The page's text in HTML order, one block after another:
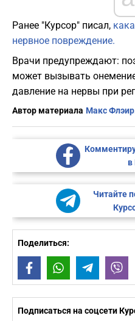
Ранее "Курсор" писал,
нервное повреждение.
Врачи предупреждают:
может вызывать
давление на нервы при
Автор материала Макс
в
Читайте
Поделиться:
FacebookWhatsAppTelegram
Подписаться на соцсети